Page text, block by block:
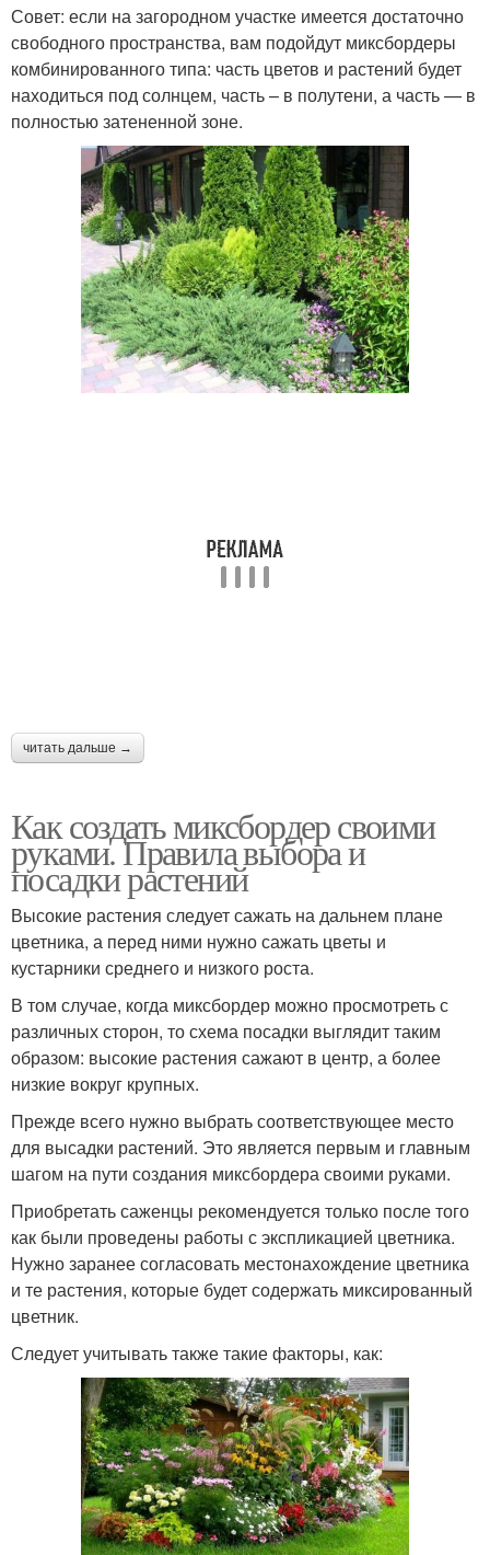
миксбордер
миксбордер
Растения для
миксбордера
Совет: если на загородном участке имеется достаточно
свободного пространства, вам подойдут миксбордеры
комбинированного типа: часть цветов и растений будет
находиться под солнцем, часть – в полутени, а часть — в
полностью затененной зоне.
читать дальше →
Как создать миксбордер своими
руками. Правила выбора и
посадки растений
Высокие растения следует сажать на дальнем плане
цветника, а перед ними нужно сажать цветы и
кустарники среднего и низкого роста.
В том случае, когда миксбордер можно просмотреть с
различных сторон, то схема посадки выглядит таким
образом: высокие растения сажают в центр, а более
низкие вокруг крупных.
Прежде всего нужно выбрать соответствующее место
для высадки растений. Это является первым и главным
шагом на пути создания миксбордера своими руками.
Приобретать саженцы рекомендуется только после того
как были проведены работы с экспликацией цветника.
Нужно заранее согласовать местонахождение цветника
и те растения, которые будет содержать миксированный
цветник.
Следует учитывать также такие факторы, как: